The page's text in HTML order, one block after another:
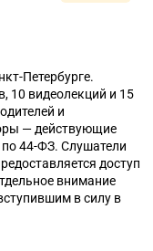
Петербурге.
10 видеолекций и 15
и
— действующие
по 44-ФЗ. Слушатели
доступ
внимание
в силу в